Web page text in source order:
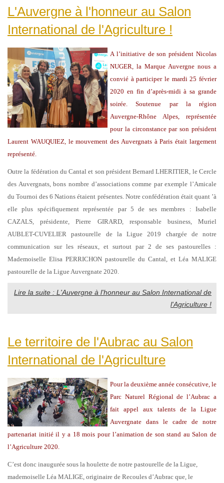
L'Auvergne à l'honneur au Salon
International de l'Agriculture !
A l’initiative de son président Nicolas
NUGER, la Marque Auvergne nous a
convié à participer le mardi 25 février
2020 en fin d’après-midi à sa grande
soirée. Soutenue par la région
Auvergne-Rhône Alpes, représentée
pour la circonstance par son président
Laurent WAUQUIEZ, le mouvement des Auvergnats à Paris était largement
représenté.
Outre la fédération du Cantal et son président Bernard LHERITIER, le Cercle
des Auvergnats, bons nombre d’associations comme par exemple l’Amicale
du Tournoi des 6 Nations étaient présentes. Notre confédération était quant ’à
elle plus spécifiquement représentée par 5 de ses membres : Isabelle
CAZALS, présidente, Pierre GIRARD, responsable business, Muriel
AUBLET-CUVELIER pastourelle de la Ligue 2019 chargée de notre
communication sur les réseaux, et surtout par 2 de ses pastourelles :
Mademoiselle Elisa PERRICHON pastourelle du Cantal, et Léa MALIGE
pastourelle de la Ligue Auvergnate 2020.
Lire la suite : L'Auvergne à l'honneur au Salon International de
l'Agriculture !
Le territoire de l'Aubrac au Salon
International de l'Agriculture
Pour la deuxième année consécutive, le
Parc Naturel Régional de l’Aubrac a
fait appel aux talents de la Ligue
Auvergnate dans le cadre de notre
partenariat initié il y a 18 mois pour l’animation de son stand au Salon de
l’Agriculture 2020.
C’est donc inaugurée sous la houlette de notre pastourelle de la Ligue,
mademoiselle Léa MALIGE, originaire de Recoules d’Aubrac que, le